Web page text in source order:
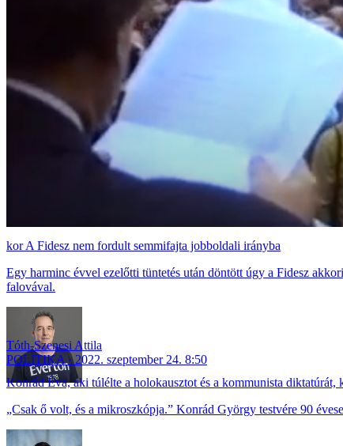
A Fidesz nem fordult semmifajta jobboldali irányba
Egy harminc évvel ezelőtti tüntetés után döntött úgy a Fidesz
falovával.
Tóth-Szenesi Attila
POLITIKA
2022. szeptember 24. 8:50
Konrád Éva, aki túlélte a holokausztot és a kommunista
„Csak ő volt, és a mikroszkópja.” Konrád György testvére 90